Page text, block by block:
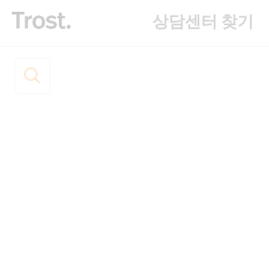
상담센터 찾기